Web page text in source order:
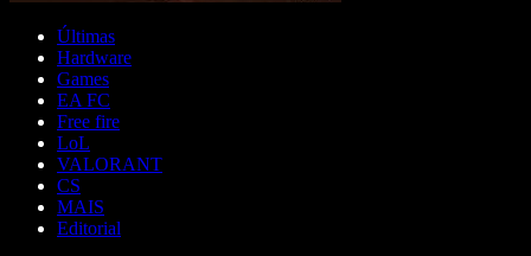
Últimas
Hardware
Games
EA FC
Free fire
LoL
VALORANT
CS
MAIS
Editorial